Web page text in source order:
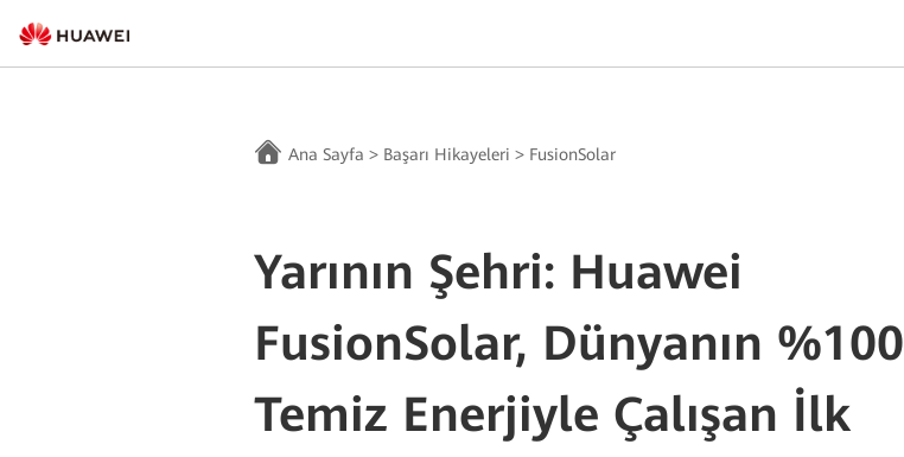
Ana Sayfa > Başarı Hikayeleri > FusionSolar
Yarının Şehri: Huawei
FusionSolar, Dünyanın %100
Temiz Enerjiyle Çalışan İlk